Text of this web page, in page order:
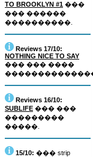
TO BROOKLYN #1 ���
��� ������
����������.
Reviews 17/10:
NOTHING NICE TO SAY
��� ��� ����
Reviews 16/10:
SUBLIFE ��� ���
���������
�����.
15/10: ��� strip